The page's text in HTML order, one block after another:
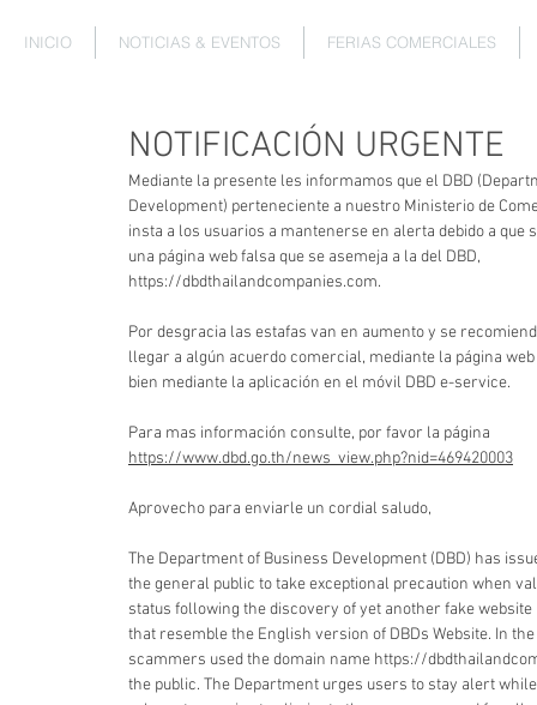
INICIO NOTICIAS & EVENTOS FERIAS COMERCIALES
NOTIFICACIÓN URGENTE
Mediante la presente les informamos que el DBD
Development) perteneciente a nuestro Ministerio de
insta a los usuarios a mantenerse en alerta debido a que
una página web falsa que se asemeja a la del DBD,
https://dbdthailandcompanies.com.
Por desgracia las estafas van en aumento y se
llegar a algún acuerdo comercial, mediante la página
bien mediante la aplicación en el móvil DBD e-service.
Para mas información consulte, por favor la página
https://www.dbd.go.th/news_view.php?nid=469420003
Aprovecho para enviarle un cordial saludo,
The Department of Business Development (DBD) has
the general public to take exceptional precaution when
status following the discovery of yet another fake
that resemble the English version of DBDs Website. In
scammers used the domain name https://
the public. The Department urges users to stay alert